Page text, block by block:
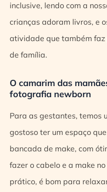
inclusive, lendo com a
crianças adoram livros, e
atividade que também faz
de família.
O camarim das
fotografia newborn
Para as gestantes, temos
gostoso ter um espaço
bancada de make, com
fazer o cabelo e a make
prático, é bom para